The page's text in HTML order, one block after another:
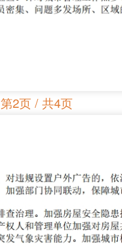
第2页 / 共4页